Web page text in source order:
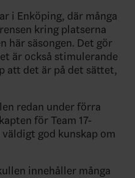
i Enköping, där många
kring platserna
här säsongen. Det gör
är också stimulerande
att det är på det sättet,
redan under förra
för Team 17-
god kunskap om
innehåller många